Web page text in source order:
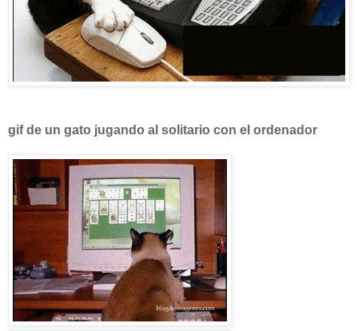
gif de un gato jugando al solitario con el ordenador